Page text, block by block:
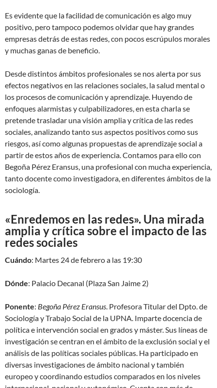
Es evidente que la facilidad de comunicación es algo muy
positivo, pero tampoco podemos olvidar que hay grandes
empresas detrás de estas redes, con pocos escrúpulos morales
y muchas ganas de beneficio.
Desde distintos ámbitos profesionales se nos alerta por sus
efectos negativos en las relaciones sociales, la salud mental o
los procesos de comunicación y aprendizaje. Huyendo de
enfoques alarmistas y culpabilizadores, en esta charla se
pretende trasladar una visión amplia y crítica de las redes
sociales, analizando tanto sus aspectos positivos como sus
riesgos, así como algunas propuestas de aprendizaje social a
partir de estos años de experiencia. Contamos para ello con
Begoña Pérez Eransus, una profesional con mucha experiencia,
tanto docente como investigadora, en diferentes ámbitos de la
sociología.
«Enredemos en las redes». Una mirada
amplia y crítica sobre el impacto de las
redes sociales
Cuándo: Martes 24 de febrero a las 19:30
Dónde: Palacio Decanal (Plaza San Jaime 2)
Ponente: Begoña Pérez Eransus. Profesora Titular del Dpto. de
Sociología y Trabajo Social de la UPNA. Imparte docencia de
política e intervención social en grados y máster. Sus líneas de
investigación se centran en el ámbito de la exclusión social y el
análisis de las políticas sociales públicas. Ha participado en
diversas investigaciones de ámbito nacional y también
europeo y coordinando estudios comparados en los niveles